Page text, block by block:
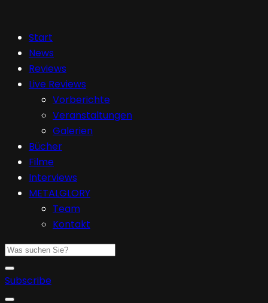
Start
News
Reviews
Live Reviews
Vorberichte
Veranstaltungen
Galerien
Bücher
Filme
Interviews
METALGLORY
Team
Kontakt
Subscribe